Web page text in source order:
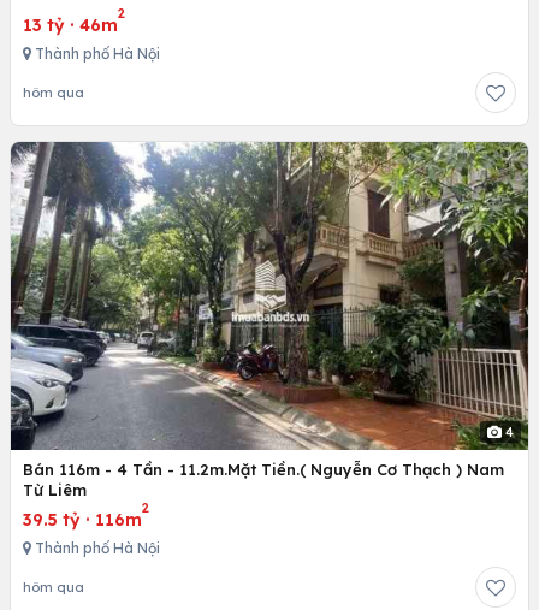
13 tỷ · 46m
2
Thành phố Hà Nội
hôm qua
4
Bán 116m - 4 Tần - 11.2m.Mặt Tiền.( Nguyễn Cơ Thạch ) Nam
Từ Liêm
39.5 tỷ · 116m
2
Thành phố Hà Nội
hôm qua